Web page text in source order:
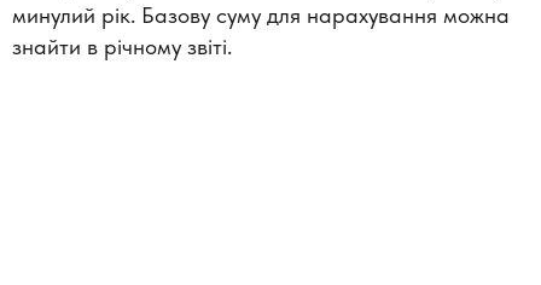
минулий рік. Базову суму для нарахування можна
знайти в річному звіті.